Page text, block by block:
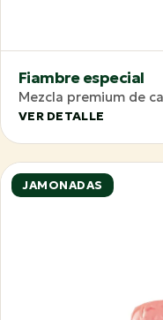
Fiambre especial
Mezcla premium de
VER DETALLE
JAMONADAS